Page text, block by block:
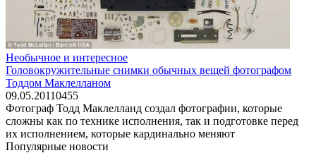
Необычное и интересное
Головокружительные снимки обычных вещей фотографом
Тоддом Маклелланом
09.05.20110455
Фотограф Тодд Маклелланд создал фотографии, которые
сложны как по технике исполнения, так и подготовке перед
их исполнением, которые кардинально меняют
Популярные новости